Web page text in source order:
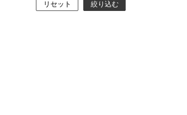
リセット 絞り込む